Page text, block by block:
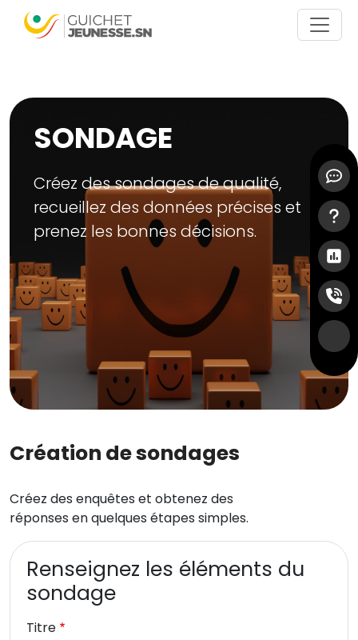
Aller au contenu principal
SONDAGE
Créez des sondages de qualité,
recueillez des données précises et
prenez les bonnes décisions.
Création de sondages
Créez des enquêtes et obtenez des
réponses en quelques étapes simples.
Renseignez les éléments du
sondage
Titre